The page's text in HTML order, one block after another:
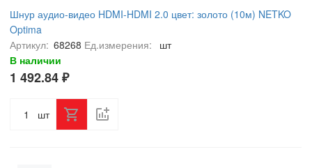
Шнур аудио-видео HDMI-HDMI 2.0 цвет: золото (10м) NETKO
Optima
Артикул: 68268 Ед.измерения:
шт
В наличии
1 492.84 ₽
шт